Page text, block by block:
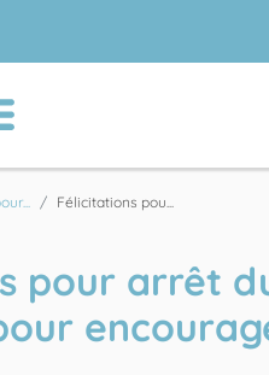
Félicitations pou...
pour arrêt